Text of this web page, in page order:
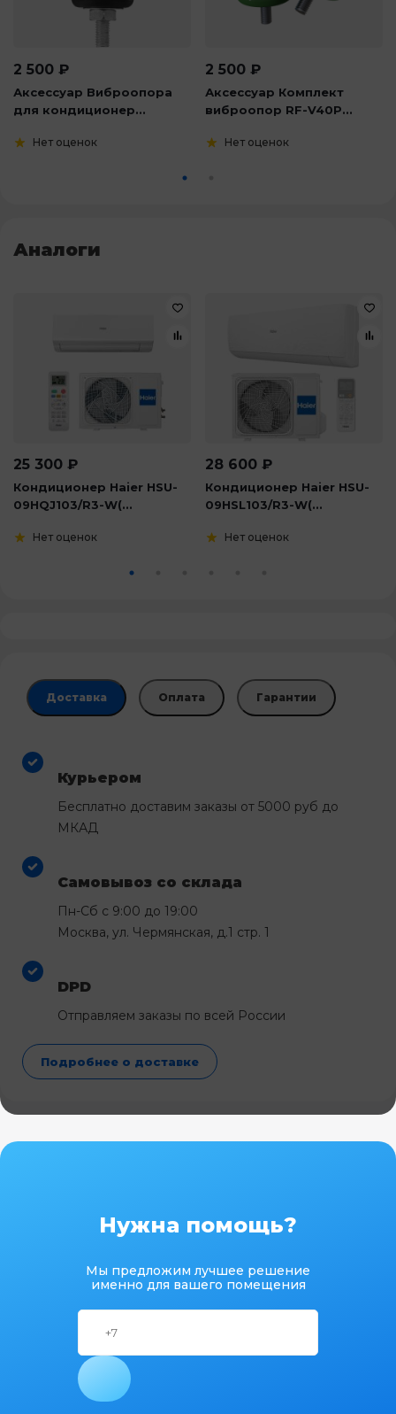
2 500 ₽
Аксессуар Виброопора
для кондиционер...
Нет оценок
2 500 ₽
Аксессуар Комплект
виброопор RF-V40P...
Нет оценок
Аналоги
25 300 ₽
Кондиционер Haier HSU-
09HQJ103/R3-W(...
Нет оценок
28 600 ₽
Кондиционер Haier HSU-
09HSL103/R3-W(...
Нет оценок
Доставка Оплата Гарантии
Курьером
Бесплатно доставим заказы от 5000 руб до
МКАД
Самовывоз со склада
Пн-Сб с 9:00 до 19:00
Москва, ул. Чермянская, д.1 стр. 1
DPD
Отправляем заказы по всей России
Подробнее о доставке
Нужна помощь?
Мы предложим лучшее решение
именно для вашего помещения